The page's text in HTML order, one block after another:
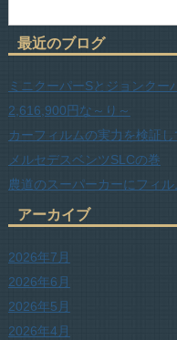
最近のブログ
ミニクーパーSとジョンクー
2,616,900円な～り～
カーフィルムの実力を検証
メルセデスベンツSLCの巻
農道のスーパーカーにフィル
アーカイブ
2026年7月
2026年6月
2026年5月
2026年4月